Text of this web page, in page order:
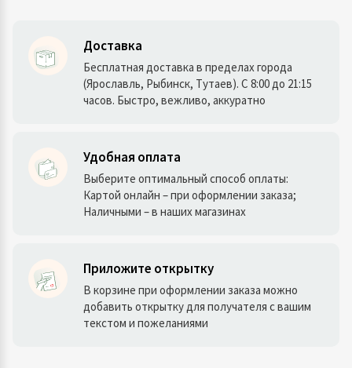
Доставка
Бесплатная доставка в пределах города
(Ярославль, Рыбинск, Тутаев). С 8:00 до 21:15
часов. Быстро, вежливо, аккуратно
Удобная оплата
Выберите оптимальный способ оплаты:
Картой онлайн – при оформлении заказа;
Наличными – в наших магазинах
Приложите открытку
В корзине при оформлении заказа можно
добавить открытку для получателя с вашим
текстом и пожеланиями